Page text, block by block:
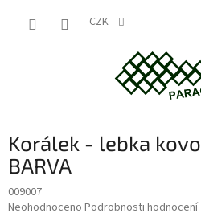
CZK
Korálek - lebka
BARVA
009007
Průměrné
Neohodnoceno Podrobnosti hodnocení